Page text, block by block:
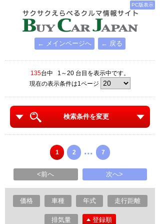
PC版表示
← メインページへ ← 戻る
135台中 1～20 台目を表示中です。
現在の表示条件は1ページ
検索条件を変更
1 2 ... 7
<前へ 次へ>
価格 車種 年式 走行距離
排気量 登録順